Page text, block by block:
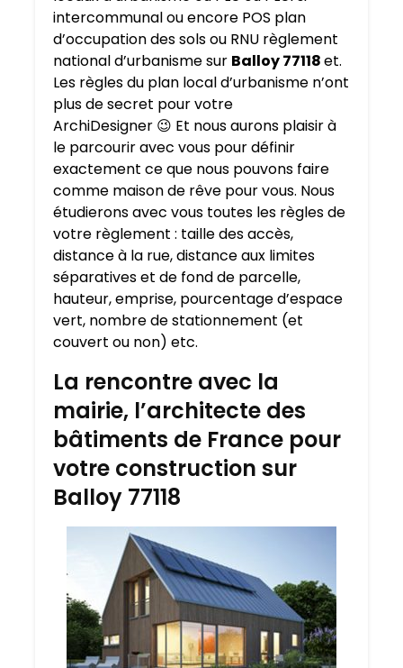
intercommunal ou encore POS plan
d’occupation des sols ou RNU règlement
national d’urbanisme sur Balloy 77118et.
Les règles du plan local d’urbanisme n’ont
plus de secret pour votre
ArchiDesigner 😉 Et nous aurons plaisir à
le parcourir avec vous pour définir
exactement ce que nous pouvons faire
comme maison de rêve pour vous. Nous
étudierons avec vous toutes les règles de
votre règlement : taille des accès,
distance à la rue, distance aux limites
séparatives et de fond de parcelle,
hauteur, emprise, pourcentage d’espace
vert, nombre de stationnement (et
couvert ou non) etc.
La rencontre avec la
mairie, l’architecte des
bâtiments de France pour
votre construction sur
Balloy 77118